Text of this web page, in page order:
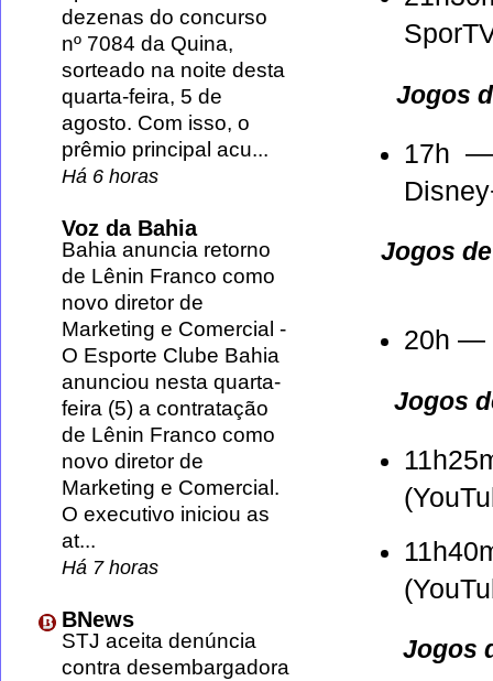
Jogos
17h
Jogos
20h —
Jogos
Jogos
dezenas do concurso
nº 7084 da Quina,
sorteado na noite desta
quarta-feira, 5 de
agosto. Com isso, o
prêmio principal acu...
Há 6 horas
Voz da Bahia
Bahia anuncia retorno
de Lênin Franco como
novo diretor de
Marketing e Comercial -
O Esporte Clube Bahia
anunciou nesta quarta-
feira (5) a contratação
de Lênin Franco como
novo diretor de
Marketing e Comercial.
O executivo iniciou as
at...
Há 7 horas
BNews
STJ aceita denúncia
contra desembargadora